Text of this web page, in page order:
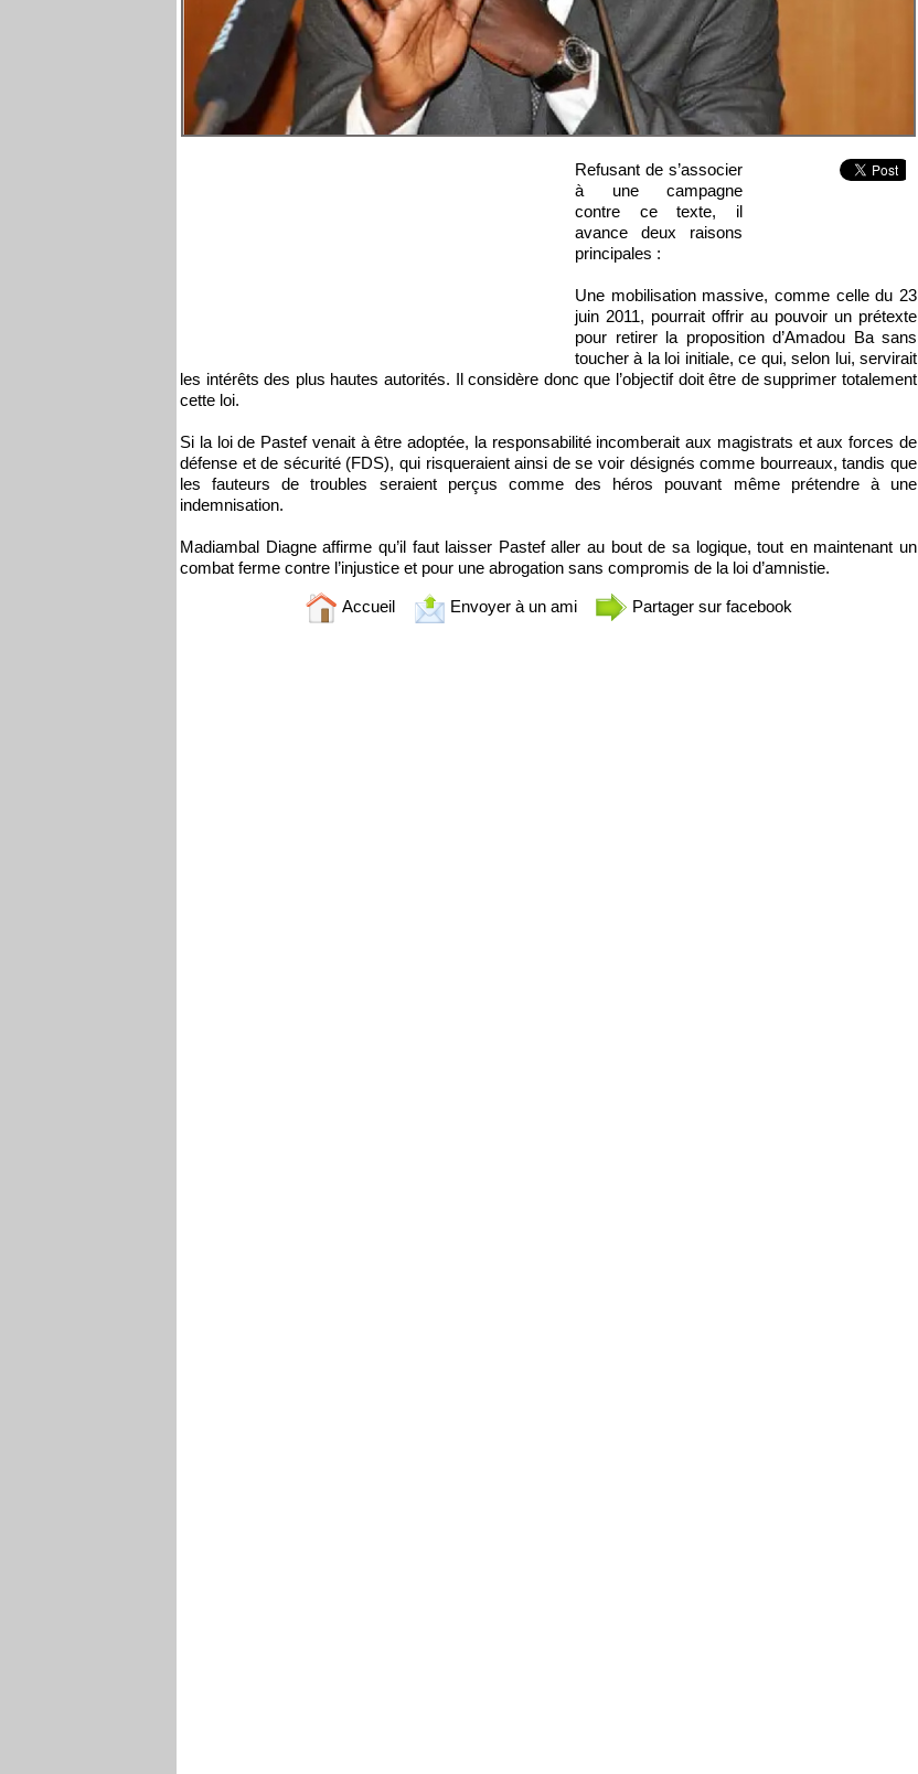
Refusant de s’associer
à une campagne
contre ce texte, il
avance deux raisons
principales :
Une mobilisation massive, comme celle du 23
juin 2011, pourrait offrir au pouvoir un prétexte
pour retirer la proposition d’Amadou Ba sans
toucher à la loi initiale, ce qui, selon lui, servirait
les intérêts des plus hautes autorités. Il considère donc que l’objectif doit être de supprimer totalement
cette loi.
Si la loi de Pastef venait à être adoptée, la responsabilité incomberait aux magistrats et aux forces de
défense et de sécurité (FDS), qui risqueraient ainsi de se voir désignés comme bourreaux, tandis que
les fauteurs de troubles seraient perçus comme des héros pouvant même prétendre à une
indemnisation.
Madiambal Diagne affirme qu’il faut laisser Pastef aller au bout de sa logique, tout en maintenant un
combat ferme contre l’injustice et pour une abrogation sans compromis de la loi d’amnistie.
Accueil Envoyer à un ami Partager sur facebook